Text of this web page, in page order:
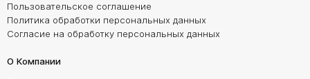
Пользовательское соглашение
Политика обработки персональных данных
Согласие на обработку персональных данных
О Компании